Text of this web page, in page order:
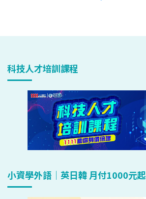
科技人才培訓課程
小資學外語｜英日韓 月付1000元起